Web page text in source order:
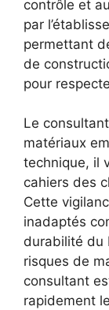
contrôle et
par
permettant
de
pour
Le
matériaux
technique, il
cahiers des
Cette
inadaptés
durabilité du
risques de
consultant
rapidement